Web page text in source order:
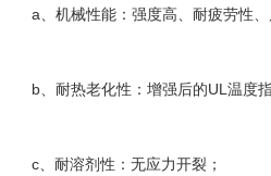
a、机械性能：强度高、耐疲劳性
b、耐热老化性：增强后的UL 温度
c、耐溶剂性：无应力开裂；